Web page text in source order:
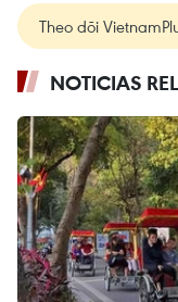
Theo dõi
NOTICIAS